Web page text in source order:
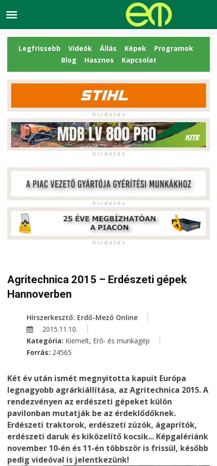
Legfrissebb Videók Állás Képek
Programok
Blog
Hasznos Kapcsolat
h i r d e t é s
h i r d e t é s
h i r d e t é s
h i r d e t é s
Agritechnica 2015 – Erdészeti gépek
Hannoverben
Hírszerkesztő: Erdő-Mező Online
2015.11.10.
Kategória: Kiemelt, Erő- és munkagép
Forrás: 24565
Két év után ismét megnyitotta kapuit Európa
legnagyobb agrárkiállítása, az Agritechnica 2015. A
rendezvényen az erdészeti gépeket külön
pavilonban mutatják be az érdeklődőknek.
Erdészeti traktorok, erdészeti zúzók, ágaprítók,
erdészeti daruk és kiközelítő kocsik... Képgalériánk
november 10-én és 11-én többször is frissül, később
pedig videóval is jelentkezünk!